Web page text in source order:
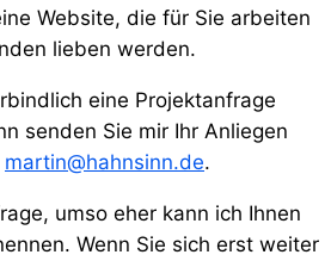
Website, die für Sie arbeiten
lieben werden.
eine Projektanfrage
senden Sie mir Ihr Anliegen
martin@hahnsinn.de.
umso eher kann ich Ihnen
Wenn Sie sich erst weiter